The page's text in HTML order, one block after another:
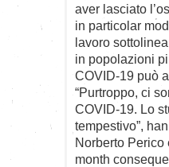
aver lasciato
in particolar
lavoro
in popolazioni
COVID-19 può
“Purtroppo, ci
COVID-19. Lo
tempestivo”,
Norberto Perico
month